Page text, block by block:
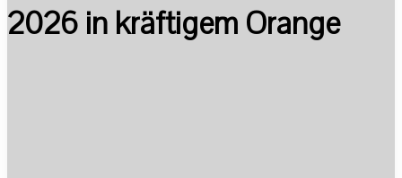
2026 in kräftigem Orange